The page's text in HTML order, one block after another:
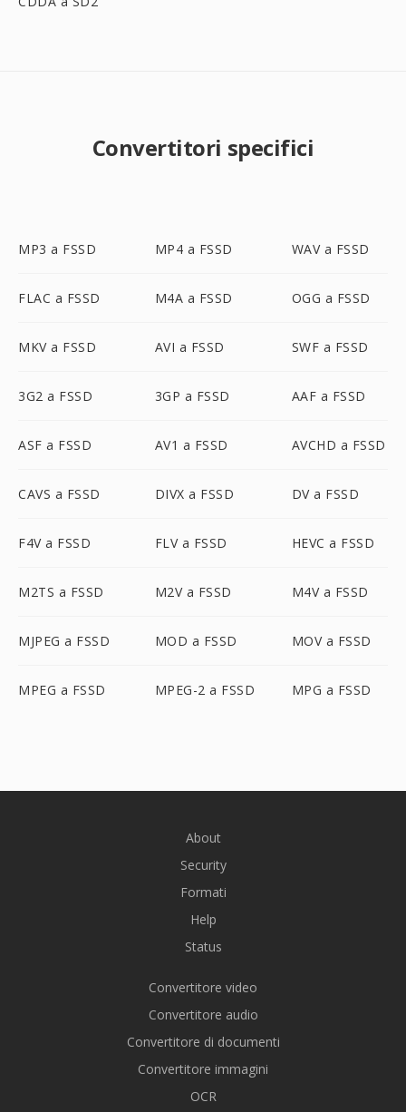
Convertitori specifici
MP3 a FSSD MP4 a FSSD WAV a FSSD
FLAC a FSSD M4A a FSSD OGG a FSSD
MKV a FSSD AVI a FSSD SWF a FSSD
3G2 a FSSD 3GP a FSSD AAF a FSSD
ASF a FSSD AV1 a FSSD AVCHD a FSSD
CAVS a FSSD DIVX a FSSD DV a FSSD
F4V a FSSD FLV a FSSD HEVC a FSSD
M2TS a FSSD M2V a FSSD M4V a FSSD
MJPEG a FSSD MOD a FSSD MOV a FSSD
MPEG a FSSD MPEG-2 a FSSD MPG a FSSD
About
Security
Formati
Help
Status
Convertitore video
Convertitore audio
Convertitore di documenti
Convertitore immagini
OCR